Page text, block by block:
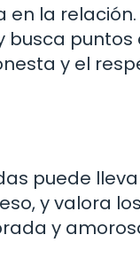
la relación.
busca
y el
puede
y valora
y